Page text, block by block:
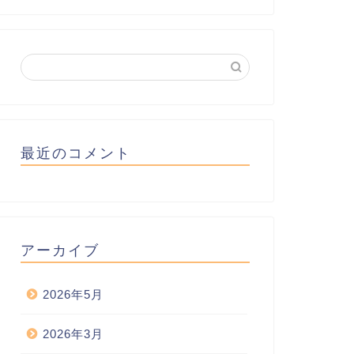
最近のコメント
アーカイブ
2026年5月
2026年3月